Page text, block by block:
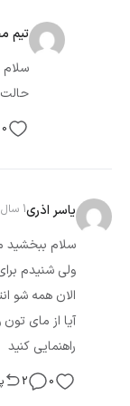
تیم
سلام
0
یاسر اذری1 سال پیش
سلام ببخشید
ولی شنیدم
الان همه شو
آیا از مای
راهنمایی کنید
0
2